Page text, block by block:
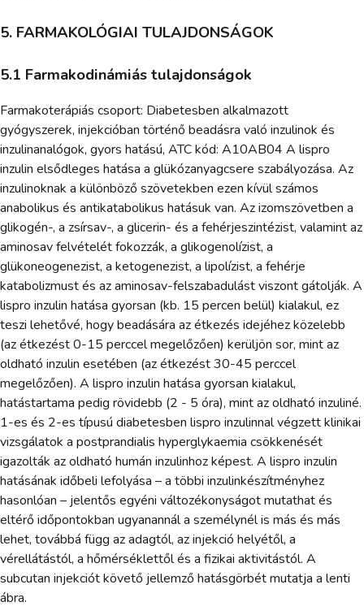
5. FARMAKOLÓGIAI TULAJDONSÁGOK
5.1 Farmakodinámiás tulajdonságok
Farmakoterápiás csoport: Diabetesben alkalmazott
gyógyszerek, injekcióban történő beadásra való inzulinok és
inzulinanalógok, gyors hatású, ATC kód: A10AB04 A lispro
inzulin elsődleges hatása a glükózanyagcsere szabályozása. Az
inzulinoknak a különböző szövetekben ezen kívül számos
anabolikus és antikatabolikus hatásuk van. Az izomszövetben a
glikogén-, a zsírsav-, a glicerin- és a fehérjeszintézist, valamint az
aminosav felvételét fokozzák, a glikogenolízist, a
glükoneogenezist, a ketogenezist, a lipolízist, a fehérje
katabolizmust és az aminosav-felszabadulást viszont gátolják. A
lispro inzulin hatása gyorsan (kb. 15 percen belül) kialakul, ez
teszi lehetővé, hogy beadására az étkezés idejéhez közelebb
(az étkezést 0-15 perccel megelőzően) kerüljön sor, mint az
oldható inzulin esetében (az étkezést 30-45 perccel
megelőzően). A lispro inzulin hatása gyorsan kialakul,
hatástartama pedig rövidebb (2 - 5 óra), mint az oldható inzuliné.
1-es és 2-es típusú diabetesben lispro inzulinnal végzett klinikai
vizsgálatok a postprandialis hyperglykaemia csökkenését
igazolták az oldható humán inzulinhoz képest. A lispro inzulin
hatásának időbeli lefolyása – a többi inzulinkészítményhez
hasonlóan – jelentős egyéni változékonyságot mutathat és
eltérő időpontokban ugyanannál a személynél is más és más
lehet, továbbá függ az adagtól, az injekció helyétől, a
vérellátástól, a hőmérséklettől és a fizikai aktivitástól. A
subcutan injekciót követő jellemző hatásgörbét mutatja a lenti
ábra.